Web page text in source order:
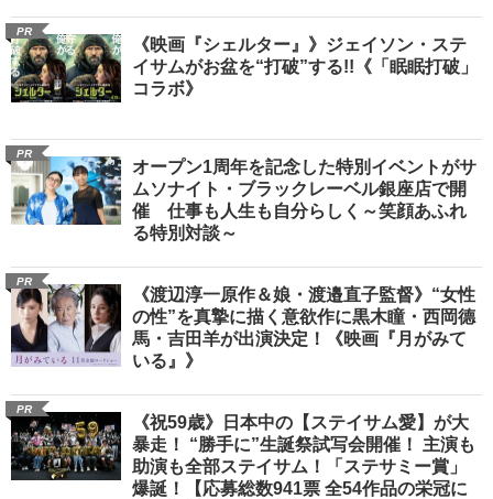
PR
《映画『シェルター』》ジェイソン・ステ
イサムがお盆を“打破”する!!《「眠眠打破」
コラボ》
PR
オープン1周年を記念した特別イベントがサ
ムソナイト・ブラックレーベル銀座店で開
催 仕事も人生も自分らしく～笑顔あふれ
る特別対談～
PR
《渡辺淳一原作＆娘・渡邉直子監督》“女性
の性”を真摯に描く意欲作に黒木瞳・西岡德
馬・吉田羊が出演決定！《映画『月がみて
いる』》
PR
《祝59歳》日本中の【ステイサム愛】が大
暴走！ “勝手に”生誕祭試写会開催！ 主演も
助演も全部ステイサム！「ステサミー賞」
爆誕！【応募総数941票 全54作品の栄冠に